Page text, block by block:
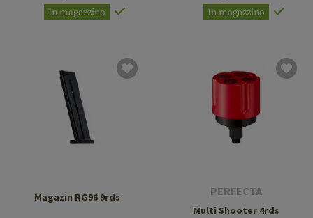
In magazzino In magazzino
Magazin RG96 9rds PERFECTA
Multi Shooter 4rds